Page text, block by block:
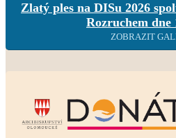
Zlatý ples na DISu 2026
Rozruchem dne
ZOBRAZIT